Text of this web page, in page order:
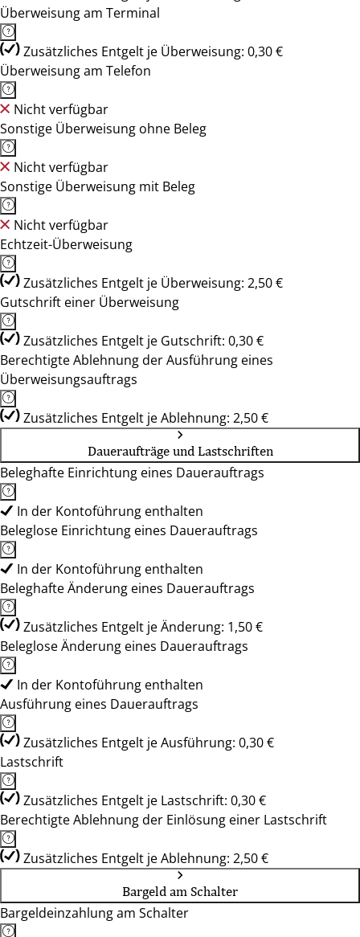
Überweisung am Terminal
Zusätzliches Entgelt je Überweisung: 0,30 €
Überweisung am Telefon
Nicht verfügbar
Sonstige Überweisung ohne Beleg
Nicht verfügbar
Sonstige Überweisung mit Beleg
Nicht verfügbar
Echtzeit-Überweisung
Zusätzliches Entgelt je Überweisung: 2,50 €
Gutschrift einer Überweisung
Zusätzliches Entgelt je Gutschrift: 0,30 €
Berechtigte Ablehnung der Ausführung eines
Überweisungsauftrags
Zusätzliches Entgelt je Ablehnung: 2,50 €
Daueraufträge und Lastschriften
Beleghafte Einrichtung eines Dauerauftrags
In der Kontoführung enthalten
Beleglose Einrichtung eines Dauerauftrags
In der Kontoführung enthalten
Beleghafte Änderung eines Dauerauftrags
Zusätzliches Entgelt je Änderung: 1,50 €
Beleglose Änderung eines Dauerauftrags
In der Kontoführung enthalten
Ausführung eines Dauerauftrags
Zusätzliches Entgelt je Ausführung: 0,30 €
Lastschrift
Zusätzliches Entgelt je Lastschrift: 0,30 €
Berechtigte Ablehnung der Einlösung einer Lastschrift
Zusätzliches Entgelt je Ablehnung: 2,50 €
Bargeld am Schalter
Bargeldeinzahlung am Schalter